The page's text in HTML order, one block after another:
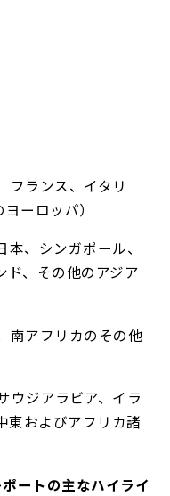
フランス、イタリ
ーロッパ）
、シンガポール、
ド、その他のアジア
南アフリカのその他
ウジアラビア、イラ
東およびアフリカ諸
ートの主なハイライ